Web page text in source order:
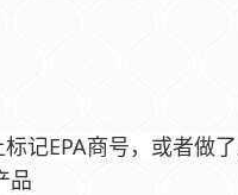
记EPA商号，或者做
品